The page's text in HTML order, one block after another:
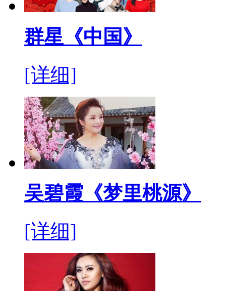
群星《中国》
[详细]
吴碧霞《梦里桃源》
[详细]